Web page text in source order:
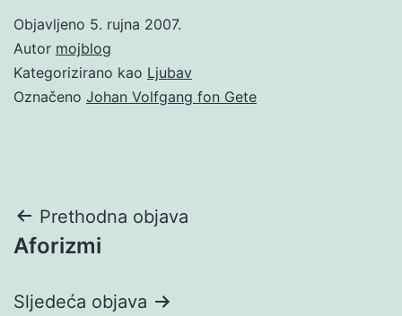
Objavljeno 5. rujna 2007.
Autor mojblog
Kategorizirano kao Ljubav
Označeno Johan Volfgang fon Gete
Navigacija
objava
Prethodna objava
Aforizmi
Sljedeća objava